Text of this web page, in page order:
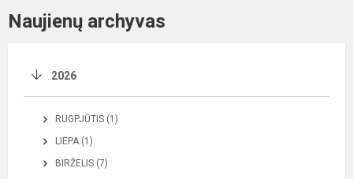
Naujienų archyvas
2026
RUGPJŪTIS (1)
LIEPA (1)
BIRŽELIS (7)